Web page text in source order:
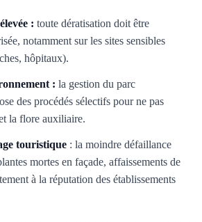
: toute dératisation doit être
notamment sur les sites sensibles
hôpitaux).
: la gestion du parc
des procédés sélectifs pour ne pas
la flore auxiliaire.
touristique : la moindre défaillance
mortes en façade, affaissements de
à la réputation des établissements